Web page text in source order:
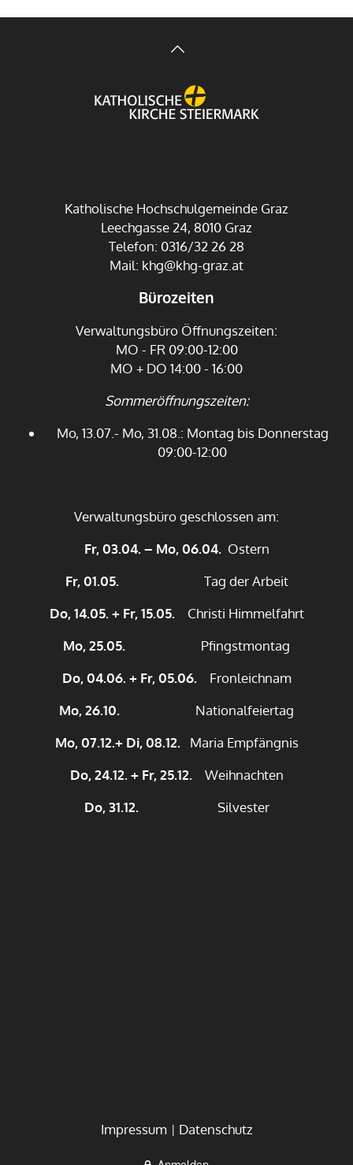
Katholische Hochschulgemeinde Graz
Leechgasse 24, 8010 Graz
Telefon: 0316/32 26 28
Mail: khg@khg-graz.at
Bürozeiten
Verwaltungsbüro Öffnungszeiten:
MO - FR 09:00-12:00
MO + DO 14:00 - 16:00
Sommeröffnungszeiten:
Mo, 13.07.- Mo, 31.08.: Montag bis Donnerstag
09:00-12:00
Verwaltungsbüro geschlossen am:
Fr, 03.04. – Mo, 06.04.Ostern
Fr, 01.05.Tag der Arbeit
Do, 14.05. + Fr, 15.05.Christi Himmelfahrt
Mo, 25.05. Pfingstmontag
Do, 04.06. + Fr, 05.06.Fronleichnam
Mo, 26.10.
Nationalfeiertag
Mo, 07.12.+ Di, 08.12.Maria Empfängnis
Do, 24.12. + Fr, 25.12.Weihnachten
Do, 31.12.Silvester
Impressum Datenschutz